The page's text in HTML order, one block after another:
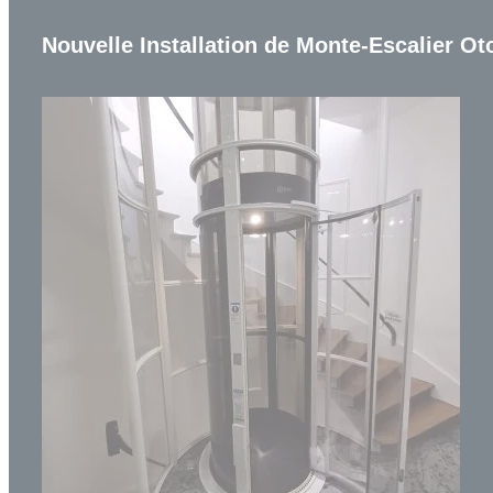
Nouvelle Installation de Monte-Escalier